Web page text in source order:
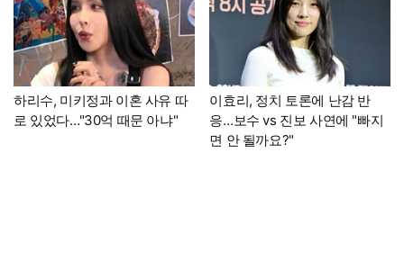
하리수, 미키정과 이혼 사유 따
로 있었다…"30억 때문 아냐"
이효리, 정치 토론에 난감 반
응…보수 vs 진보 사연에 "빠지
면 안 될까요?"